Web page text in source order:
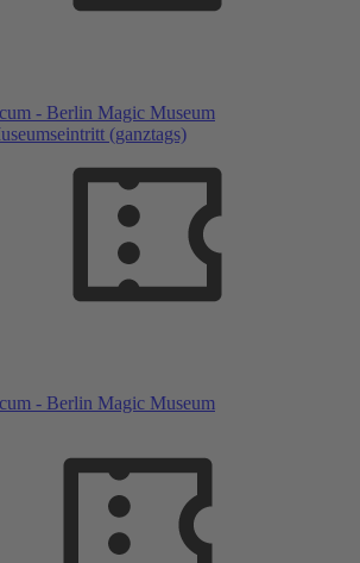
- Berlin Magic Museum
(ganztags)
- Berlin Magic Museum